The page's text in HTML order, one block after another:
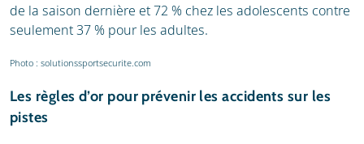
de la saison dernière et 72 % chez les adolescents contre
seulement 37 % pour les adultes.
Photo : solutionssportsecurite.com
Les règles d’or pour prévenir les accidents sur les
pistes